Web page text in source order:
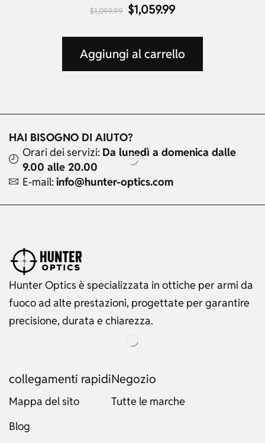
$1,099.99 $1,059.99
Aggiungi al carrello
HAI BISOGNO DI AIUTO?
Orari dei servizi: Da lunedì a domenica dalle
9.00 alle 20.00
E-mail: info@hunter-optics.com
Hunter Optics è specializzata in ottiche per armi da
fuoco ad alte prestazioni, progettate per garantire
precisione, durata e chiarezza.
collegamenti rapidi
Mappa del sito
Blog
Negozio
Tutte le marche